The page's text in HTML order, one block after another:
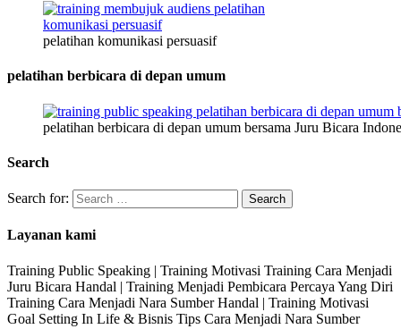
pelatihan komunikasi persuasif
pelatihan berbicara di depan umum
pelatihan berbicara di depan umum bersama Juru Bicara
Search
Search for:
Layanan kami
Training Public Speaking | Training Motivasi Training Cara Menjadi
Juru Bicara Handal | Training Menjadi Pembicara Percaya Yang Diri
Training Cara Menjadi Nara Sumber Handal | Training Motivasi
Goal Setting In Life & Bisnis Tips Cara Menjadi Nara Sumber